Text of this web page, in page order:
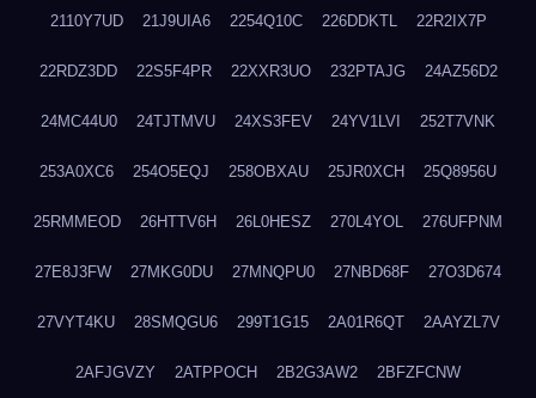
2110Y7UD 21J9UIA6 2254Q10C 226DDKTL 22R2IX7P
22RDZ3DD 22S5F4PR 22XXR3UO 232PTAJG 24AZ56D2
24MC44U0 24TJTMVU 24XS3FEV 24YV1LVI 252T7VNK
253A0XC6 254O5EQJ 258OBXAU 25JR0XCH 25Q8956U
25RMMEOD 26HTTV6H 26L0HESZ 270L4YOL 276UFPNM
27E8J3FW 27MKG0DU 27MNQPU0 27NBD68F 27O3D674
27VYT4KU 28SMQGU6 299T1G15 2A01R6QT 2AAYZL7V
2AFJGVZY 2ATPPOCH 2B2G3AW2 2BFZFCNW